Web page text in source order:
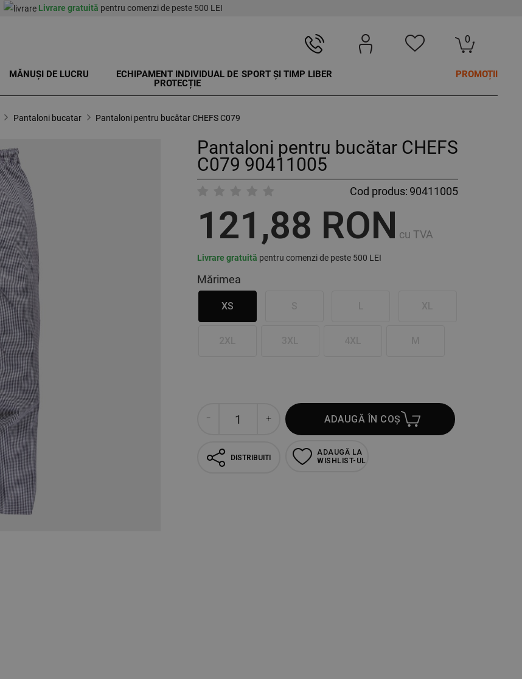
Livrare gratuită pentru comenzi de peste 500 LEI
0
MĂNUȘI DE LUCRU
ECHIPAMENT INDIVIDUAL DE
PROTECȚIE
SPORT ȘI TIMP LIBER PROMOȚII
Pantaloni bucatar Pantaloni pentru bucătar CHEFS C079
Pantaloni pentru bucătar CHEFS
C079 90411005
Cod produs: 90411005
121,88 RON cu TVA
Livrare gratuită pentru comenzi de peste 500 LEI
Mărimea
XS
ADAUGĂ ÎN COȘ
DISTRIBUITI
ADAUGĂ LA
WISHLIST-UL